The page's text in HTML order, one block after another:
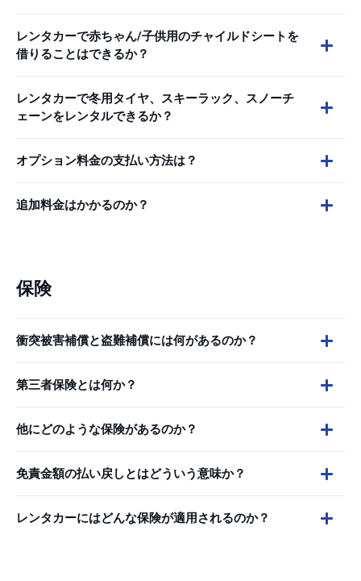
レンタカーで赤ちゃん/子供用のチャイルドシートを
借りることはできるか？
レンタカーで冬用タイヤ、スキーラック、スノーチ
ェーンをレンタルできるか？
オプション料金の支払い方法は？
追加料金はかかるのか？
保険
衝突被害補償と盗難補償には何があるのか？
第三者保険とは何か？
他にどのような保険があるのか？
免責金額の払い戻しとはどういう意味か？
レンタカーにはどんな保険が適用されるのか？